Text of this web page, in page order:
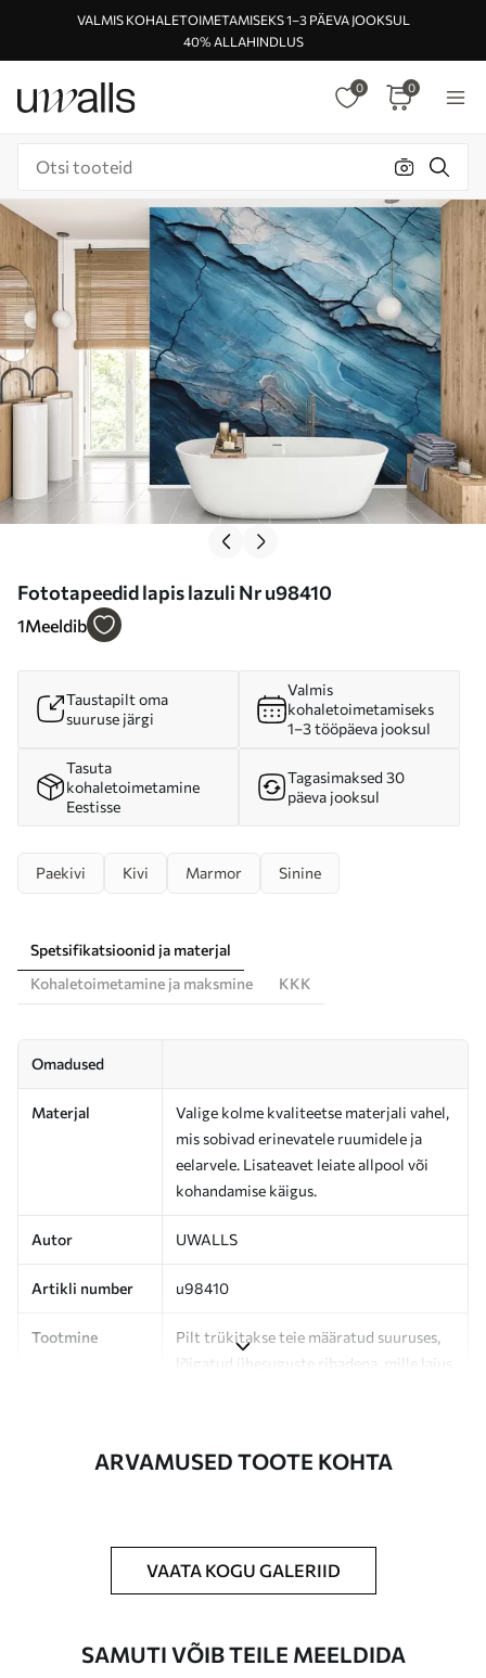
VALMIS KOHALETOIMETAMISEKS 1–3 PÄEVA JOOKSUL
40% ALLAHINDLUS
0 0
Fototapeedid lapis lazuli Nr u98410
1Meeldib
Taustapilt oma
suuruse järgi
Valmis
kohaletoimetamiseks
1–3 tööpäeva jooksul
Tasuta
kohaletoimetamine
Eestisse
Tagasimaksed 30
päeva jooksul
Paekivi Kivi Marmor Sinine
Spetsifikatsioonid ja materjal
Kohaletoimetamine ja maksmine
KKK
Omadused
Materjal
Valige kolme kvaliteetse materjali vahel,
mis sobivad erinevatele ruumidele ja
eelarvele. Lisateavet leiate allpool või
kohandamise käigus.
Autor UWALLS
Artikli number u98410
Tootmine
Pilt trükitakse teie määratud suuruses,
lõigatud ühesuguste ribadena, mille laius
Saadaolevad materjalid
ARVAMUSED TOOTE KOHTA
VAATA KOGU GALERIID
SAMUTI VÕIB TEILE MEELDIDA